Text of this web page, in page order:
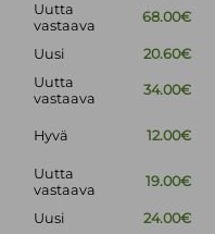
Uutta
vastaava
68.00€
Uusi 20.60€
Uutta
vastaava
34.00€
Hyvä 12.00€
Uutta
vastaava
19.00€
Uusi 24.00€